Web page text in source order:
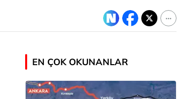
EN ÇOK OKUNANLAR